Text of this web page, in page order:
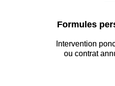
Formules
Intervention
ou contrat